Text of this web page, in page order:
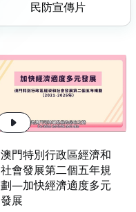
民防宣傳片
澳門特別行政區經濟和
社會發展第二個五年規
劃—加快經濟適度多元
發展